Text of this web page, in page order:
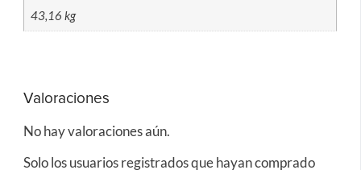
43,16 kg
Valoraciones
No hay valoraciones aún.
Solo los usuarios registrados que hayan comprado